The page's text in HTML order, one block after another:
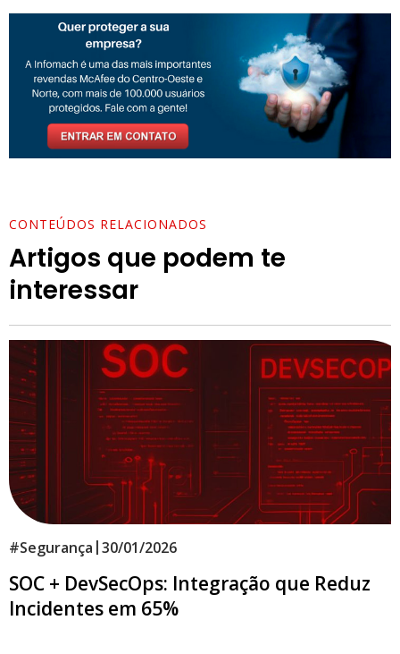
CONTEÚDOS RELACIONADOS
Artigos que podem te
interessar
#Segurança |30/01/2026
SOC + DevSecOps: Integração que Reduz
Incidentes em 65%